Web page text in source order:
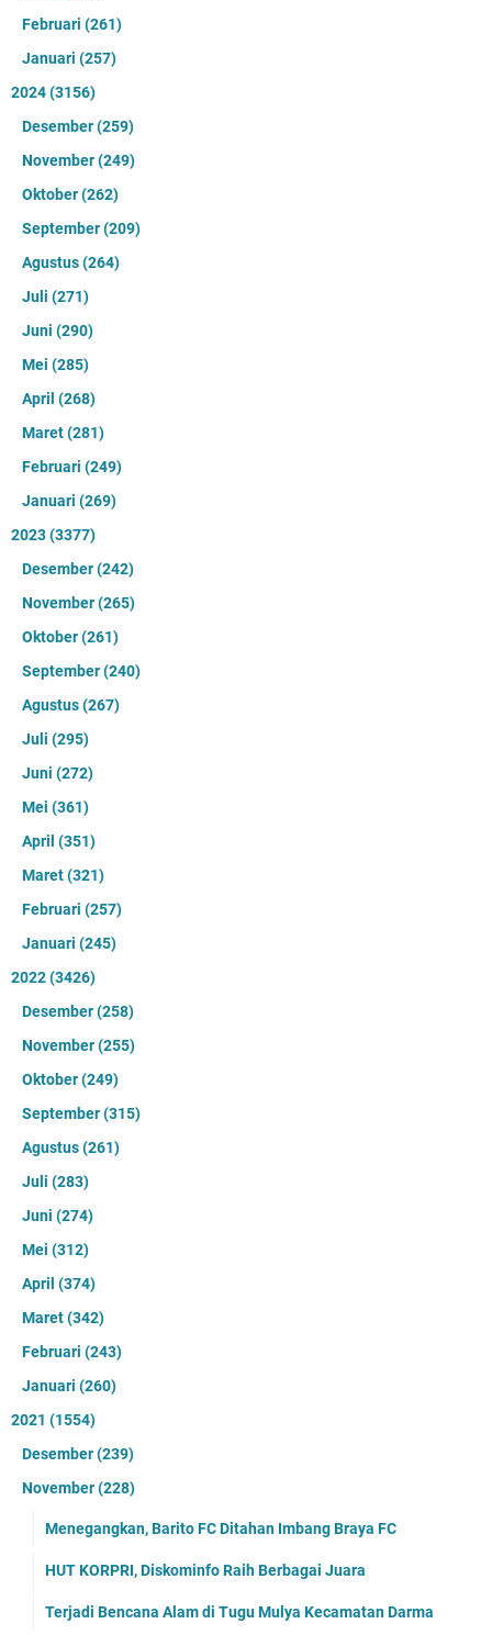
Februari (261)
Januari (257)
2024(3156)
Desember(259)
November(249)
Oktober(262)
September(209)
Agustus(264)
Juli (271)
Juni (290)
Mei (285)
April (268)
Maret(281)
Februari (249)
Januari (269)
2023(3377)
Desember(242)
November(265)
Oktober(261)
September(240)
Agustus(267)
Juli (295)
Juni (272)
Mei (361)
April (351)
Maret(321)
Februari (257)
Januari (245)
2022(3426)
Desember(258)
November(255)
Oktober(249)
September(315)
Agustus(261)
Juli (283)
Juni (274)
Mei (312)
April (374)
Maret(342)
Februari (243)
Januari (260)
2021 (1554)
Desember(239)
November(228)
Menegangkan, Barito FC Ditahan Imbang Braya FC
HUT KORPRI, Diskominfo Raih Berbagai Juara
Terjadi Bencana Alam di Tugu Mulya Kecamatan Darma